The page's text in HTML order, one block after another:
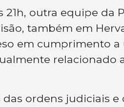
21h, outra equipe da
também em
em cumprimento
relacionado
ordens judiciais e